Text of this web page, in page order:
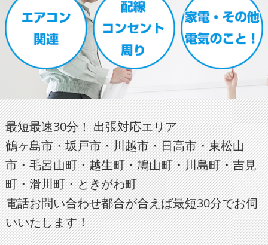
最短最速30分！ 出張対応エリア
鶴ヶ島市・坂戸市・川越市・日高市・東松山
市・毛呂山町・越生町・鳩山町・川島町・吉見
町・滑川町・ときがわ町
電話お問い合わせ都合が合えば最短30分でお伺
いいたします！